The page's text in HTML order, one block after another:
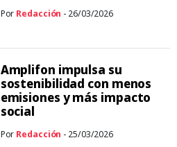
Por Redacción - 26/03/2026
Amplifon impulsa su
sostenibilidad con menos
emisiones y más impacto
social
Por Redacción - 25/03/2026